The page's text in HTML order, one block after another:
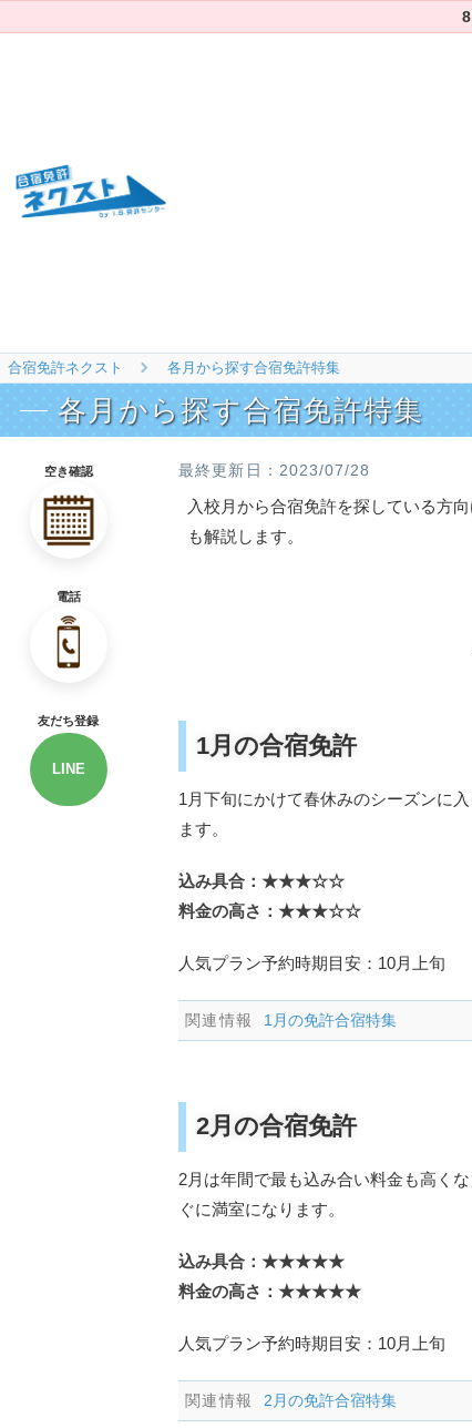
合宿免許ネクスト 各月から探す合宿免許特集
各月から探す合宿免許特集
空き確認
電話
友だち登録
LINE
2023/07/28
入校月から合宿免許を探している方
も解説します。
1月の合宿免許
1月下旬にかけて春休みのシーズンに
ます。
込み具合：★★★☆☆
料金の高さ：★★★☆☆
人気プラン予約時期目安：10月上旬
1月の免許合宿特集
2月の合宿免許
2月は年間で最も込み合い料金も高く
ぐに満室になります。
込み具合：★★★★★
料金の高さ：★★★★★
人気プラン予約時期目安：10月上旬
2月の免許合宿特集